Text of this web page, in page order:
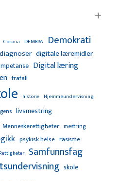
Corona DEMBRA Demokrati
diagnoser digitale læremidler
Digital læring
frafall
historie Hjemmeundervisning
livsmestring
Menneskerettigheter mestring
psykisk helse rasisme
Rettigheter Samfunnsfag
skole